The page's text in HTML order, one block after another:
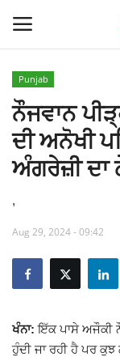
Home
How to Reach
Privacy Policy
History of Malout
Punjab
ਨੌਜਵਾਨ
ਦੀ ਅਨੋਖੀ
ਅੰਗਰੇਜ਼ੀ ਦਾ
,
Aug 29, 2024 - 09:42
ਖੰਨਾ: ਇੱਕ ਪਾਸੇ ਅਜੌਕੀ
ਹੁੰਦੀ ਜਾ ਰਹੀ ਹੈ ਪਰ